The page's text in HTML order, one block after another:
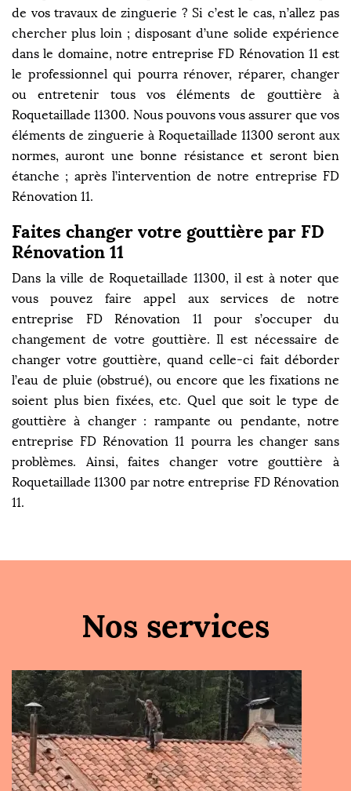
de vos travaux de zinguerie ? Si c’est le cas, n’allez pas
chercher plus loin ; disposant d’une solide expérience
dans le domaine, notre entreprise FD Rénovation 11 est
le professionnel qui pourra rénover, réparer, changer
ou entretenir tous vos éléments de gouttière à
Roquetaillade 11300. Nous pouvons vous assurer que vos
éléments de zinguerie à Roquetaillade 11300 seront aux
normes, auront une bonne résistance et seront bien
étanche ; après l’intervention de notre entreprise FD
Rénovation 11.
Faites changer votre gouttière par FD
Rénovation 11
Dans la ville de Roquetaillade 11300, il est à noter que
vous pouvez faire appel aux services de notre
entreprise FD Rénovation 11 pour s’occuper du
changement de votre gouttière. Il est nécessaire de
changer votre gouttière, quand celle-ci fait déborder
l’eau de pluie (obstrué), ou encore que les fixations ne
soient plus bien fixées, etc. Quel que soit le type de
gouttière à changer : rampante ou pendante, notre
entreprise FD Rénovation 11 pourra les changer sans
problèmes. Ainsi, faites changer votre gouttière à
Roquetaillade 11300 par notre entreprise FD Rénovation
11.
Nos services